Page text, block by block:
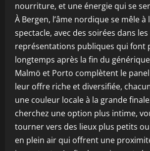
nourriture, et une énergie qui se
À Bergen, l’âme nordique se mêle à
spectacle, avec des soirées dans
représentations publiques qui font
longtemps après la fin du
Malmö et Porto complètent le
leur offre riche et diversifiée,
une couleur locale à la grande
cherchez une option plus intime,
tourner vers des lieux plus petits
en plein air qui offrent une